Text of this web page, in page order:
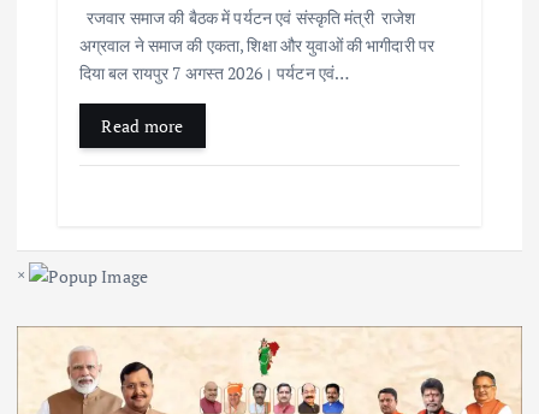
रजवार समाज की बैठक में पर्यटन एवं संस्कृति मंत्री राजेश
अग्रवाल ने समाज की एकता, शिक्षा और युवाओं की भागीदारी पर
दिया बल रायपुर 7 अगस्त 2026। पर्यटन एवं…
Read more
×